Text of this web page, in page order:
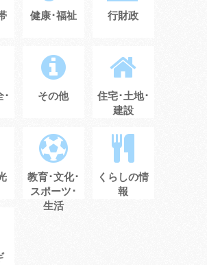
健康･福祉 行財政
･
その他
住宅･土地･
建設
教育･文化･
スポーツ･
生活
くらしの情
報